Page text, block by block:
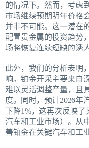
的情况下。然而，考虑
市场继续预期明年价格
并非不可能。这一潜在
配置贵金属的投资趋势
场将恢复连续短缺的诱
此外，我们的分析表明
响。铂金开采主要来自
难以灵活调整产量，且
度。同时，预计2026年
下降1%，这再次反映
汽车和工业市场）。从
善铂金在关键汽车和工